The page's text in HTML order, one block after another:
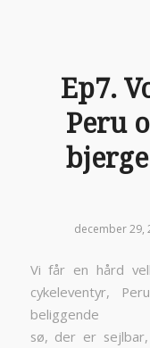
Ep7.
Peru
december 29,
Vi får en hård
cykeleventyr,
beliggende
sø, der er